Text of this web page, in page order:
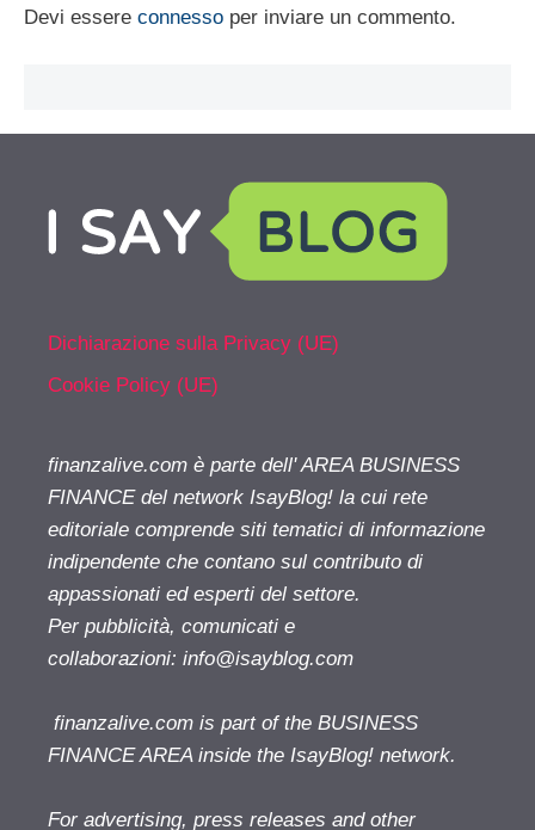
Devi essere connesso per inviare un commento.
Dichiarazione sulla Privacy (UE)
Cookie Policy (UE)
finanzalive.com è parte dell' AREA BUSINESS
FINANCE del network IsayBlog! la cui rete
editoriale comprende siti tematici di informazione
indipendente che contano sul contributo di
appassionati ed esperti del settore.
Per pubblicità, comunicati e
collaborazioni: info@isayblog.com
finanzalive.com is part of the BUSINESS
FINANCE AREA inside the IsayBlog! network.
For advertising, press releases and other